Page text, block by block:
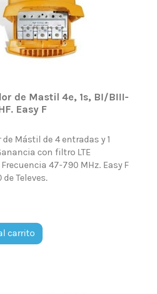
de Mastil 4e, 1s, BI/BIII-
Easy F
Mástil de 4 entradas y 1
con filtro LTE
47-790 MHz. Easy F
Televes.
carrito